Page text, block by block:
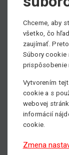
Kompletnú
vozíkov nájdete
Potrebujete si
potrebujete
stroja?
nájdete TU
Pošlite
Chceme, aby
všetko, čo
zaujímať.
Súbory cookie
prispôsobenie
Vytvorením
cookie a s
webovej
informácií
cookie.
Zmena